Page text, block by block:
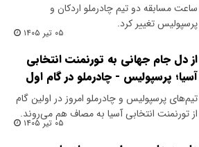
ساعت مسابقه دو تیم چادرملو اردکان و
پرسپولیس تغییر کرد.
۰۵ تیر ۱۴۰۵
از دل جام جهانی به تورنمنت انتخابی
آسیا؛ پرسپولیس - چادرملو در گام اول
تیم‌های پرسپولیس و چادرملو امروز در اولین گام
از تورنمنت انتخابی آسیا به مصاف هم می‌روند.
۰۵ تیر ۱۴۰۵